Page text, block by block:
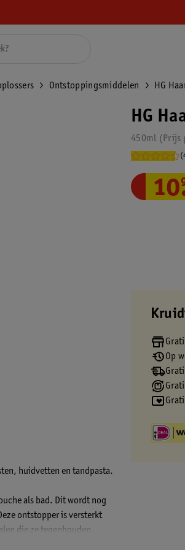
Ontstoppingsmiddelen HG
huidvetten en tandpasta.
als bad. Dit wordt nog
ontstopper is versterkt
die ze tegenhouden.
HG
450ml Prijs
10
Op